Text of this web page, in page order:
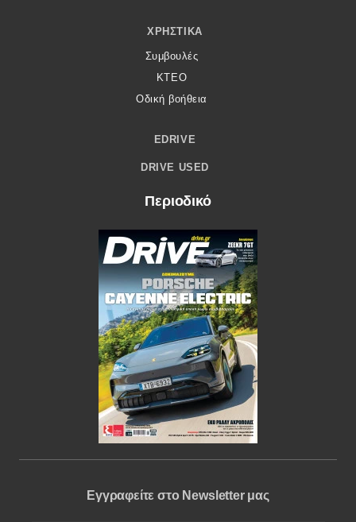
ΧΡΗΣΤΙΚΆ
Συμβουλές
ΚΤΕΟ
Οδική βοήθεια
EDRIVE
DRIVE USED
Περιοδικό
Εγγραφείτε στο Newsletter μας